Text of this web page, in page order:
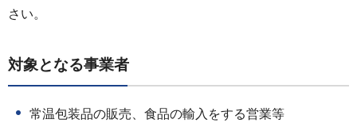
さい。
対象となる事業者
常温包装品の販売、食品の輸入をする営業等